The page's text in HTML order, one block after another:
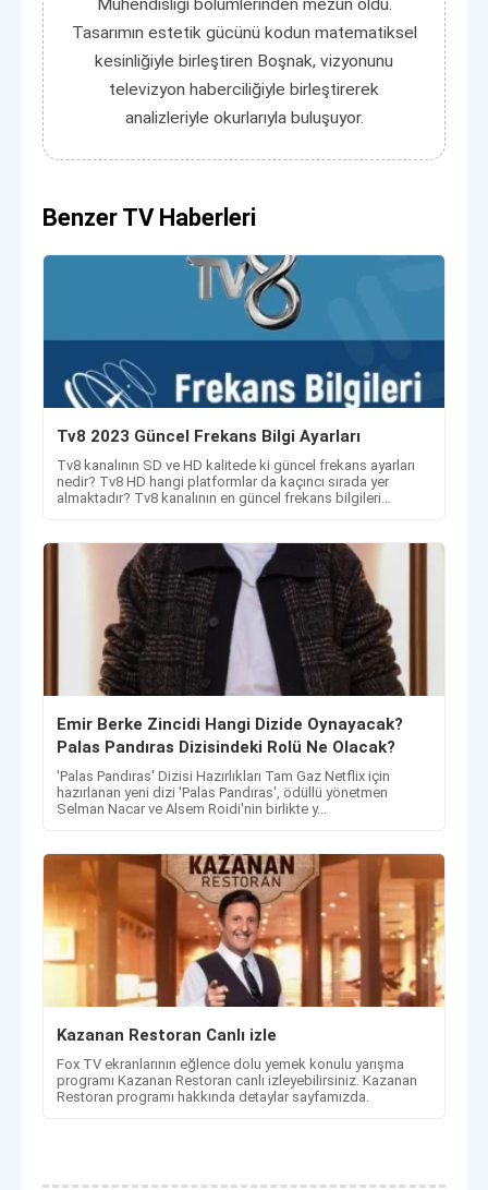
Mühendisliği bölümlerinden mezun oldu.
Tasarımın estetik gücünü kodun matematiksel
kesinliğiyle birleştiren Boşnak, vizyonunu
televizyon haberciliğiyle birleştirerek
analizleriyle okurlarıyla buluşuyor.
Benzer TV Haberleri
Tv8 2023 Güncel Frekans Bilgi Ayarları
Tv8 kanalının SD ve HD kalitede ki güncel frekans ayarları
nedir? Tv8 HD hangi platformlar da kaçıncı sırada yer
almaktadır? Tv8 kanalının en güncel frekans bilgileri
Emir Berke Zincidi Hangi Dizide Oynayacak?
Palas Pandıras Dizisindeki Rolü Ne Olacak?
'Palas Pandıras' Dizisi Hazırlıkları Tam Gaz Netflix için
hazırlanan yeni dizi 'Palas Pandıras', ödüllü yönetmen
Selman Nacar ve Alsem Roidi'nin birlikte y...
Kazanan Restoran Canlı izle
Fox TV ekranlarının eğlence dolu yemek konulu yarışma
programı Kazanan Restoran canlı izleyebilirsiniz. Kazanan
Restoran programı hakkında detaylar sayfamızda.